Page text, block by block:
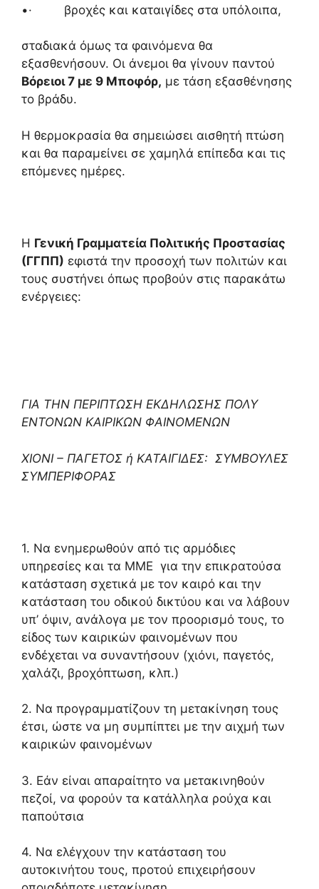
•· βροχές και καταιγίδες στα υπόλοιπα,
σταδιακά όμως τα φαινόμενα θα
εξασθενήσουν. Οι άνεμοι θα γίνουν παντού
Βόρειοι 7 με 9 Μποφόρ, με τάση εξασθένησης
το βράδυ.
Η θερμοκρασία θα σημειώσει αισθητή πτώση
και θα παραμείνει σε χαμηλά επίπεδα και τις
επόμενες ημέρες.
Η Γενική Γραμματεία Πολιτικής Προστασίας
(ΓΓΠΠ) εφιστά την προσοχή των πολιτών και
τους συστήνει όπως προβούν στις παρακάτω
ενέργειες:
ΓΙΑ ΤΗΝ ΠΕΡΙΠΤΩΣΗ ΕΚΔΗΛΩΣΗΣ ΠΟΛΥ
ΕΝΤΟΝΩΝ ΚΑΙΡΙΚΩΝ ΦΑΙΝΟΜΕΝΩΝ
ΧΙΟΝΙ – ΠΑΓΕΤΟΣ ή ΚΑΤΑΙΓΙΔΕΣ: ΣΥΜΒΟΥΛΕΣ
ΣΥΜΠΕΡΙΦΟΡΑΣ
1. Να ενημερωθούν από τις αρμόδιες
υπηρεσίες και τα ΜΜΕ για την επικρατούσα
κατάσταση σχετικά με τον καιρό και την
κατάσταση του οδικού δικτύου και να λάβουν
υπ’ όψιν, ανάλογα µε τον προορισµό τους, το
είδος των καιρικών φαινομένων που
ενδέχεται να συναντήσουν (χιόνι, παγετός,
χαλάζι, βροχόπτωση, κλπ.)
2. Να προγραμματίζουν τη μετακίνηση τους
έτσι, ώστε να µη συµπίπτει µε την αιχµή των
καιρικών φαινομένων
3. Εάν είναι απαραίτητο να μετακινηθούν
πεζοί, να φορούν τα κατάλληλα ρούχα και
παπούτσια
4. Να ελέγχουν την κατάσταση του
αυτοκινήτου τους, προτού επιχειρήσουν